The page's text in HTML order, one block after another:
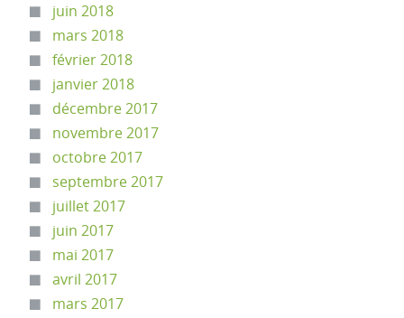
juin 2018
mars 2018
février 2018
janvier 2018
décembre 2017
novembre 2017
octobre 2017
septembre 2017
juillet 2017
juin 2017
mai 2017
avril 2017
mars 2017